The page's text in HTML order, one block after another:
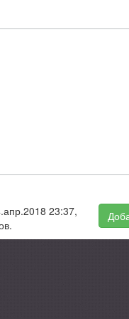
23:37,